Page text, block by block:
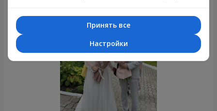
Принять все
Настройки